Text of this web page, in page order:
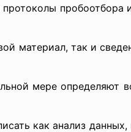
пробоотбора
материал, так и
мере определяют
как анализ данных,